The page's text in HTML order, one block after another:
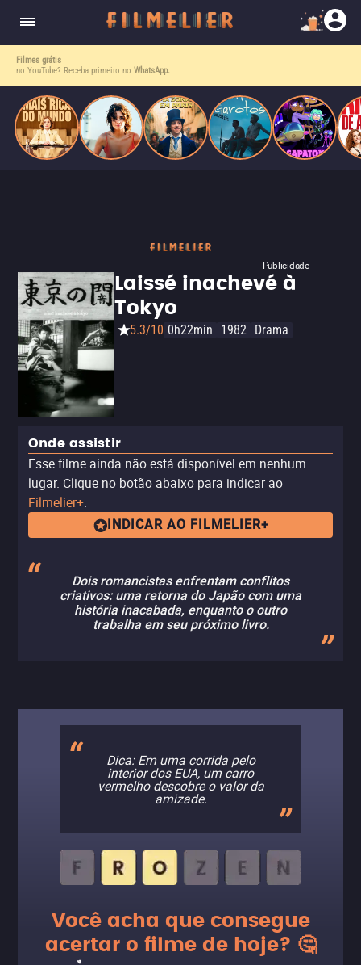
Filmes grátis
no YouTube? Receba primeiro no WhatsApp.
Publicidade
Laissé inachevé à
Tokyo
5.3/10 0h22min 1982 Drama
Onde assistir
Esse filme ainda não está disponível em nenhum
lugar. Clique no botão abaixo para indicar ao
Filmelier+.
INDICAR AO FILMELIER+
Dois romancistas enfrentam conflitos
criativos: uma retorna do Japão com uma
história inacabada, enquanto o outro
trabalha em seu próximo livro.
Dica: Em uma corrida pelo
interior dos EUA, um carro
vermelho descobre o valor da
amizade.
Você acha que consegue
acertar o filme de hoje? 🤔
do
Mundo